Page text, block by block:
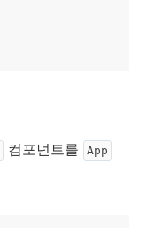
컴포넌트를 App